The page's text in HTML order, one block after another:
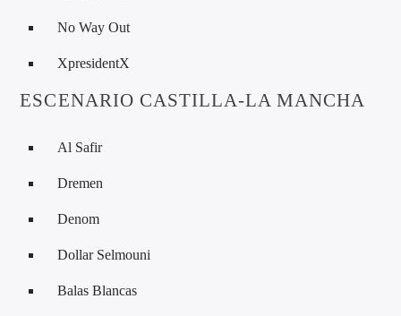
No Way Out
XpresidentX
ESCENARIO CASTILLA-LA MANCHA
Al Safir
Dremen
Denom
Dollar Selmouni
Balas Blancas